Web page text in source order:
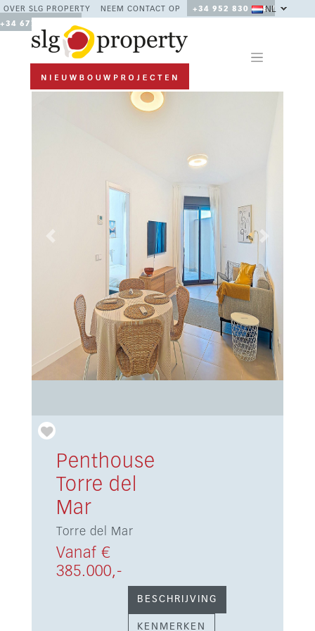
OVER SLG PROPERTY NEEM CONTACT OP
+34 952 830 378 /
+34 677 670 480
NL
Previous Next
Penthouse
Torre del
Mar
Torre del Mar
Vanaf €
385.000,-
BESCHRIJVING
KENMERKEN